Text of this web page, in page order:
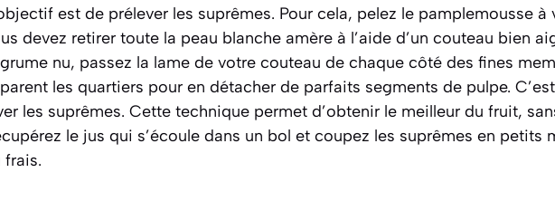
est de prélever les suprêmes. Pour cela, pelez le pamplemousse
devez retirer toute la peau blanche amère à l’aide d’un couteau bien
nu, passez la lame de votre couteau de chaque côté des fines
les quartiers pour en détacher de parfaits segments de pulpe.
les suprêmes. Cette technique permet d’obtenir le meilleur du fruit,
le jus qui s’écoule dans un bol et coupez les suprêmes en petits
frais.